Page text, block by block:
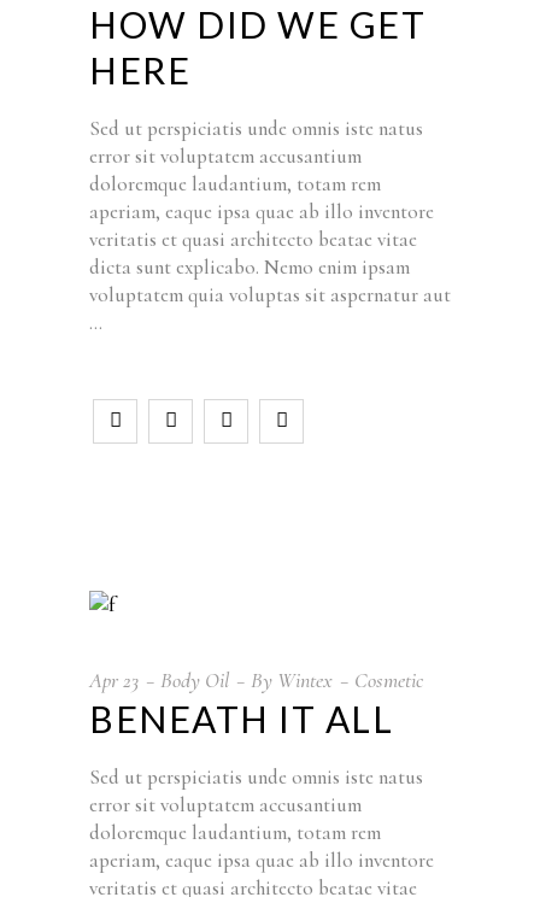
HOW DID WE GET
HERE
Sed ut perspiciatis unde omnis iste natus
error sit voluptatem accusantium
doloremque laudantium, totam rem
aperiam, eaque ipsa quae ab illo inventore
veritatis et quasi architecto beatae vitae
dicta sunt explicabo. Nemo enim ipsam
voluptatem quia voluptas sit aspernatur aut
Apr23 Body Oil By Wintex Cosmetic
BENEATH IT ALL
Sed ut perspiciatis unde omnis iste natus
error sit voluptatem accusantium
doloremque laudantium, totam rem
aperiam, eaque ipsa quae ab illo inventore
veritatis et quasi architecto beatae vitae